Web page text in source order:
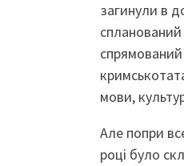
загинули в
мови,
Але попри
році було